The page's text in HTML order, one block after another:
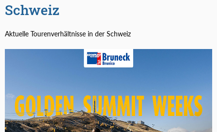
Schweiz
Aktuelle Tourenverhältnisse in der Schweiz